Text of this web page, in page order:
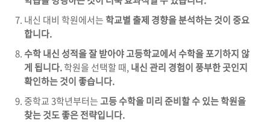
내신 대비 학원에서는학교별 출제 경향을 분석하는 것이 중요
합니다.
수학 내신 성적을 잘 받아야 고등학교에서 수학을 포기하지 않
게 됩니다.학원을 선택할 때, 내신 관리 경험이 풍부한 곳인지
확인하는 것이 좋습니다.
중학교 3학년부터는고등 수학을 미리 준비할 수 있는 학원을
찾는 것도 좋은 전략입니다.